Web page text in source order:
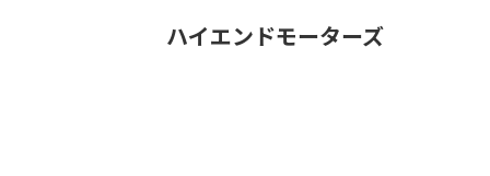
ハイエンドモーターズ